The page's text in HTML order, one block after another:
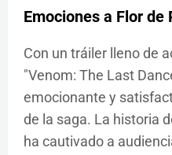
Emociones a Flor de
Con un tráiler lleno de
"Venom: The Last
emocionante y
de la saga. La historia
ha cautivado a